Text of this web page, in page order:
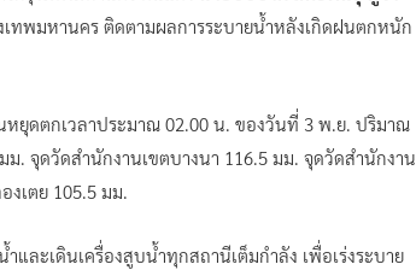
ทพมหานคร ติดตามผลการระบายน้ำหลังเกิดฝนตกหนัก
ยุดตกเวลาประมาณ 02.00 น. ของวันที่ 3 พ.ย. ปริมาณ
. จุดวัดสำนักงานเขตบางนา 116.5 มม. จุดวัดสำนักงาน
งเตย 105.5 มม.
และเดินเครื่องสูบน้ำทุกสถานีเต็มกำลัง เพื่อเร่งระบาย